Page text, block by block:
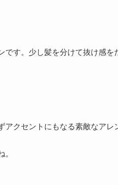
です。少し髪を分けて抜け感を
アクセントにもなる素敵なアレ